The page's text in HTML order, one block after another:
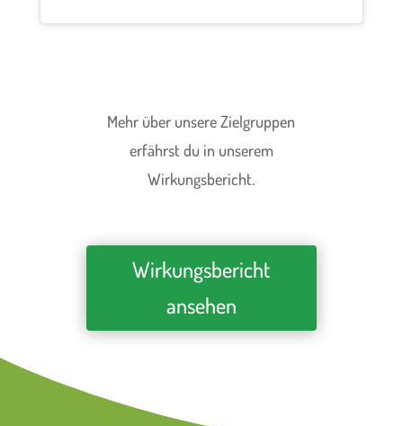
Mehr über unsere Zielgruppen
erfährst du in unserem
Wirkungsbericht.
Wirkungsbericht
ansehen